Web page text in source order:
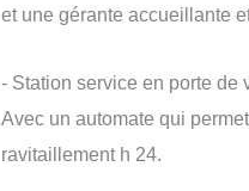
et une gérante accueillante
- Station service en porte de
Avec un automate qui
ravitaillement h 24.